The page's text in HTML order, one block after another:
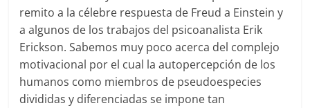
remito a la célebre respuesta de Freud a Einstein y
a algunos de los trabajos del psicoanalista Erik
Erickson. Sabemos muy poco acerca del complejo
motivacional por el cual la autopercepción de los
humanos como miembros de pseudoespecies
divididas y diferenciadas se impone tan